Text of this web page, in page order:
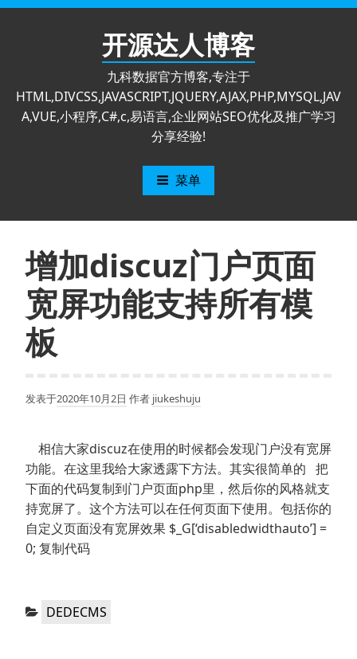
跳
开源达人博客
九科数据官方博客,专注于
HTML,DIVCSS,JAVASCRIPT,JQUERY,AJAX,PHP,MYSQL,JAV
A,VUE,小程序,C#,c,易语言,企业网站SEO优化及推广学习
分享经验!
菜单
增加discuz门户页面
宽屏功能支持所有模
板
发表于2020年10月2日 作者 jiukeshuju
相信大家discuz在使用的时候都会发现门户没有宽屏
功能。在这里我给大家透露下方法。其实很简单的 把
下面的代码复制到门户页面php里，然后你的风格就支
持宽屏了。这个方法可以在任何页面下使用。包括你的
自定义页面没有宽屏效果 $_G[‘disabledwidthauto’] =
0; 复制代码
分
DEDECMS